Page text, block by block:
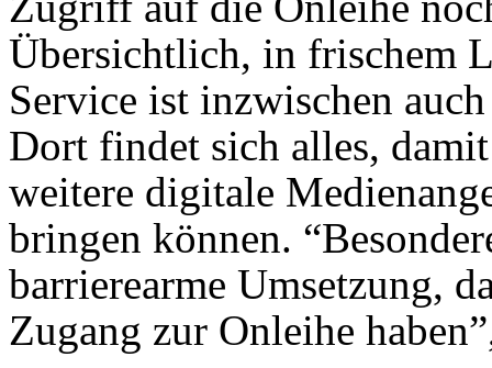
Übersichtlich, in frischem
Service ist inzwischen
Dort findet sich alles,
weitere digitale
bringen können.
barrierearme Umsetzung,
Zugang zur Onleihe